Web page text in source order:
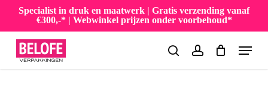
Skip
main
content
Specialist in druk en maatwerk | Gratis verzending vanaf
€300,-* | Webwinkel prijzen onder voorbehoud*
searchaccount
Menu